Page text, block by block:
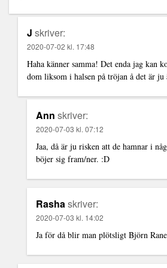
J skriver:
2020-07-02 kl. 17:48
Haha känner samma! Det enda jag kan
dom liksom i halsen på tröjan å det är ju
Ann skriver:
2020-07-03 kl. 07:12
Jaa, då är ju risken att de hamnar i
böjer sig fram/ner. :D
Rashaskriver:
2020-07-03 kl. 14:02
Ja för då blir man plötsligt Björn